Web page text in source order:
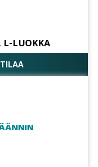
L-LUOKKA